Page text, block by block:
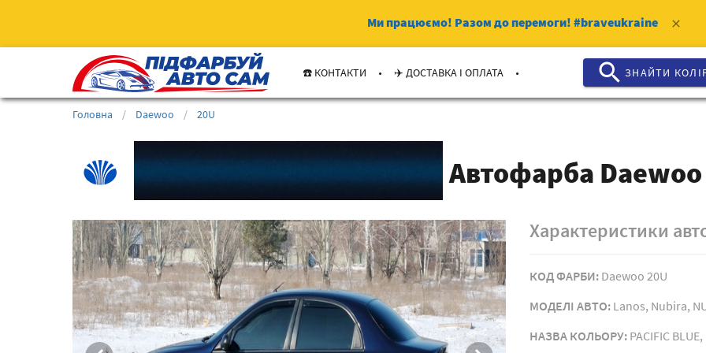
Ми працюємо! Разом до перемоги! #braveukraine clear
☎️ КОНТАКТИ . ✈️ ДОСТАВКА І ОПЛАТА . search ЗНАЙТИ
Головна / Daewoo / 20U
Автофарба Daewoo
Характеристики
КОД ФАРБИ: Daewoo 20U
МОДЕЛI АВТО: Lanos, Nubira,
НАЗВА КОЛЬОРУ: PACIFIC